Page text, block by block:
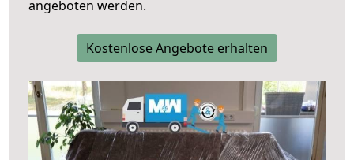
angeboten werden.
Kostenlose Angebote erhalten